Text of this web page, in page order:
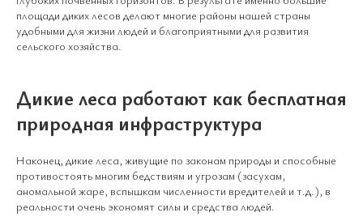
площади диких лесов делают многие районы нашей страны
удобными для жизни людей и благоприятными для развития
сельского хозяйства.
Дикие леса работают как бесплатная
природная инфраструктура
Наконец, дикие леса, живущие по законам природы и способные
противостоять многим бедствиям и угрозам (засухам,
аномальной жаре, вспышкам численности вредителей и т.д.), в
реальности очень экономят силы и средства людей.